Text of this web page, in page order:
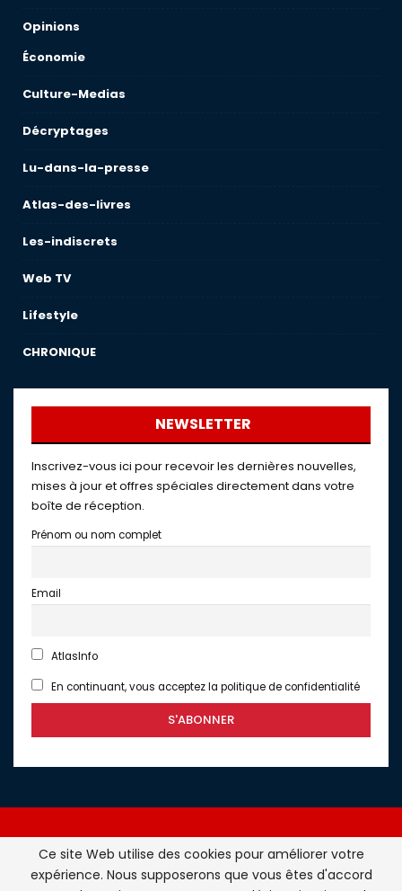
Opinions
Économie
Culture-Medias
Décryptages
Lu-dans-la-presse
Atlas-des-livres
Les-indiscrets
Web TV
Lifestyle
CHRONIQUE
NEWSLETTER
Inscrivez-vous ici pour recevoir les dernières nouvelles,
mises à jour et offres spéciales directement dans votre
boîte de réception.
Prénom ou nom complet
Email
AtlasInfo
En continuant, vous acceptez la politique de confidentialité
Atlasinfo.fr : l'essentiel de l'actualité de la France et du
Ce site Web utilise des cookies pour améliorer votre
expérience. Nous supposerons que vous êtes d'accord